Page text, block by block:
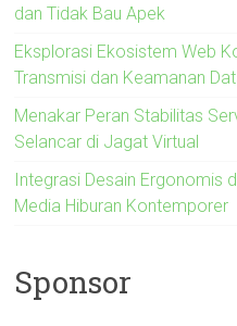
dan Tidak Bau Apek
Eksplorasi Ekosistem Web
Transmisi dan Keamanan
Menakar Peran Stabilitas
Selancar di Jagat Virtual
Integrasi Desain Ergonomis
Media Hiburan Kontemporer
Sponsor